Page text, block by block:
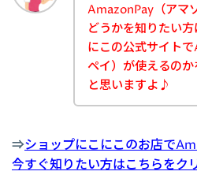
AmazonPay（アマ
どうかを知りたい
にこの公式サイト
ペイ）が使えるの
と思いますよ♪
⇒ショップにこにこのお店で
今すぐ知りたい方はこちらをク